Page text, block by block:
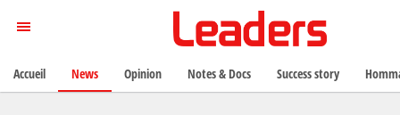
Accueil News Opinion Notes & Docs Success story